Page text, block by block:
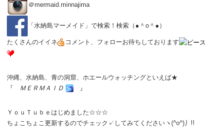
＠mermaid.minnajima
「 水納島マーメイド 」で検索！検索（●＾o＾●）
たくさんのイイネ コメント、フォローお待ちしております
沖縄、水納島、青の洞窟、ホエールウォッチングといえば★
『
ＭＥＲＭＡＩＤ 』
ＹｏｕＴｕｂｅはじめました☆☆☆
ちょこちょこ更新するのでチェック✓してみてくださいヽ(^o^)丿!!